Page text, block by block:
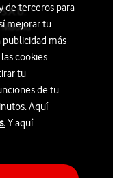
de terceros para
mejorar tu
publicidad más
cookies
tu
de tu
Aquí
Y aquí